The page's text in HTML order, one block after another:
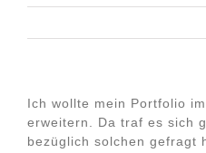
Ich wollte mein Portfolio
erweitern. Da traf es sich
bezüglich solchen gefragt